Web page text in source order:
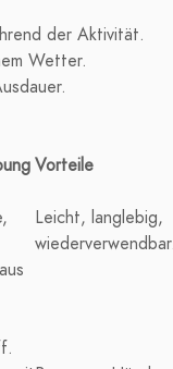
der Aktivität.
Wetter.
Vorteile
Leicht, langlebig,